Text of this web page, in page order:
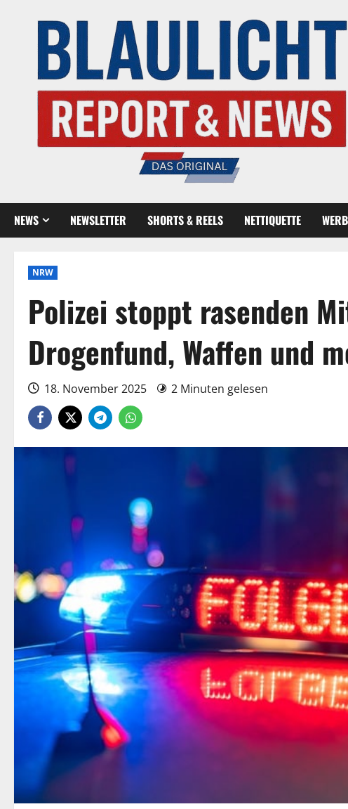
NEWS NEWSLETTER SHORTS & REELS NETTIQUETTE
NRW
Polizei stoppt rasenden
Drogenfund, Waffen und
18. November 2025 2 Minuten gelesen